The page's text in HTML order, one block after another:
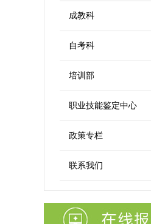
成教科
自考科
培训部
职业技能鉴定中心
政策专栏
联系我们